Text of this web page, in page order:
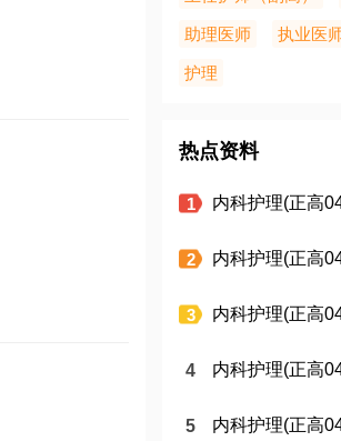
助理医师 执业医
护理
热点资料
内科护理(正高
内科护理(正高
内科护理(正高
内科护理(正高
内科护理(正高